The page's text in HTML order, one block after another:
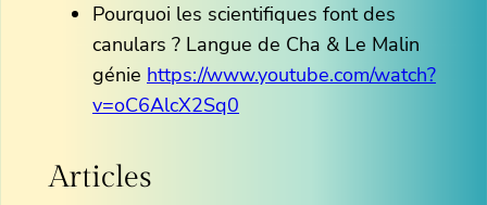
Pourquoi les scientifiques font des
canulars ? Langue de Cha & Le Malin
génie https://www.youtube.com/watch?
v=oC6AlcX2Sq0
Articles